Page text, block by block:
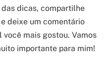
dicas, compartilhe
deixe um comentário
mais gostou. Vamos
importante para mim!